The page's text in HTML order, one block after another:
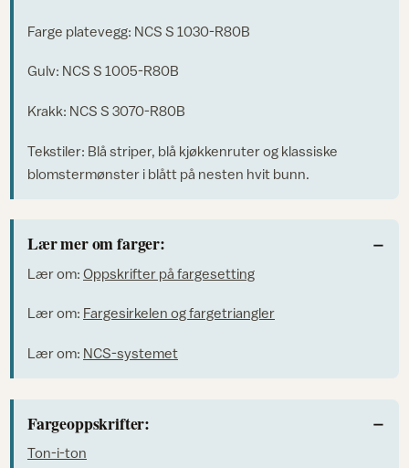
Farge platevegg: NCS S 1030-R80B
Gulv: NCS S 1005-R80B
Krakk: NCS S 3070-R80B
Tekstiler: Blå striper, blå kjøkkenruter og klassiske
blomstermønster i blått på nesten hvit bunn.
Lær mer om farger:
Lær om: Oppskrifter på fargesetting
Lær om: Fargesirkelen og fargetriangler
Lær om: NCS-systemet
Fargeoppskrifter:
Ton-i-ton